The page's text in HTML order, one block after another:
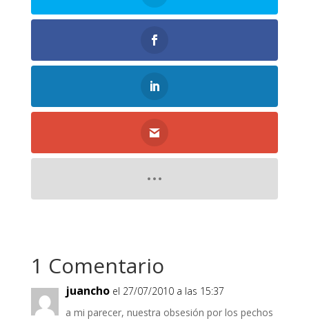
1 Comentario
juancho el 27/07/2010 a las 15:37
a mi parecer, nuestra obsesión por los pechos